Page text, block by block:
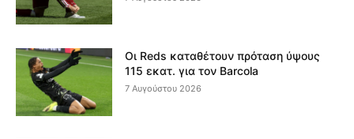
Οι Reds καταθέτουν πρόταση ύψους
115 εκατ. για τον Barcola
7 Αυγούστου 2026